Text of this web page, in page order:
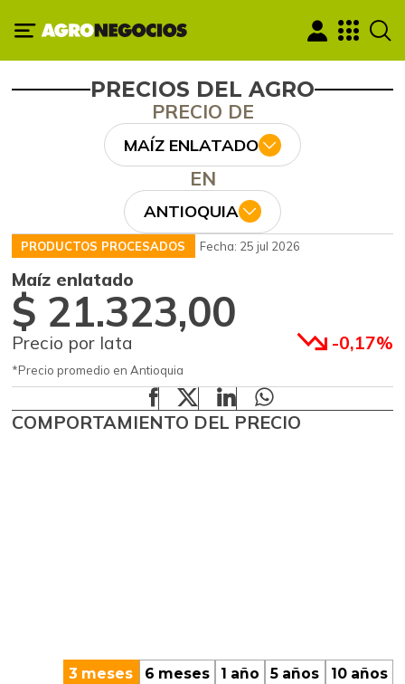
PRECIOS DEL AGRO
PRECIO DE
MAÍZ ENLATADO
EN
ANTIOQUIA
PRODUCTOS PROCESADOS Fecha: 25 jul 2026
Maíz enlatado
$ 21.323,00
Precio por lata -0,17%
*Precio promedio en Antioquia
COMPORTAMIENTO DEL PRECIO
3 meses 6 meses 1 año 5 años 10 años